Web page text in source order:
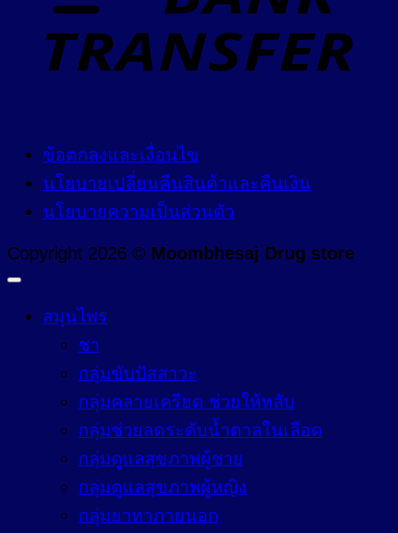
ข้อตกลงและเงื่อนไข
นโยบายเปลี่ยนคืนสินค้าและคืนเงิน
นโยบายความเป็นส่วนตัว
Copyright 2026 © Moombhesaj Drug store
สมุนไพร
ชา
กลุ่มขับปัสสาวะ
กลุ่มคลายเครียด ช่วยให้หลับ
กลุ่มช่วยลดระดับน้ำตาลในเลือด
กลุ่มดูแลสุขภาพผู้ชาย
กลุ่มดูแลสุขภาพผู้หญิง
กลุ่มยาทาภายนอก